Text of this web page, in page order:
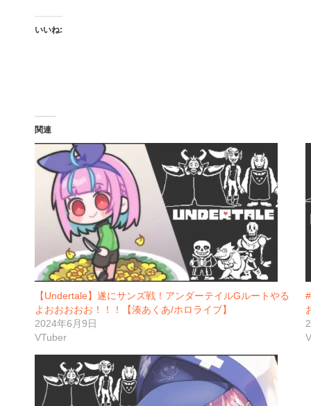
いいね:
関連
【Undertale】遂にサンズ戦！アンダーテイルGルートやる
よおおおおお！！！【湊あくあ/ホロライブ】
2024年6月9日
VTuber